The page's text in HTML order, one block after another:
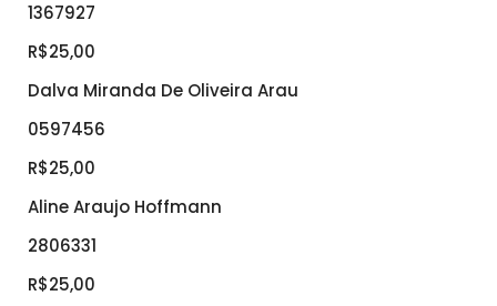
1367927
R$25,00
Dalva Miranda De Oliveira Arau
0597456
R$25,00
Aline Araujo Hoffmann
2806331
R$25,00